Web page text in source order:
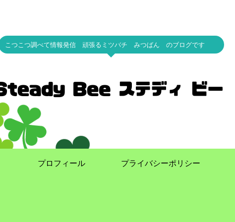
こつこつ調べて情報発信 頑張るミツバチ みつばん のブログです
プロフィール プライバシーポリシー